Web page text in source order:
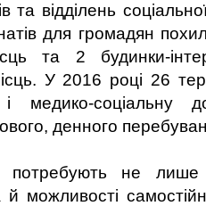
та відділень
для громадян
та 2 будинки-
У 2016 році 26
медико-соціальну
денного
потребують не лише
можливості